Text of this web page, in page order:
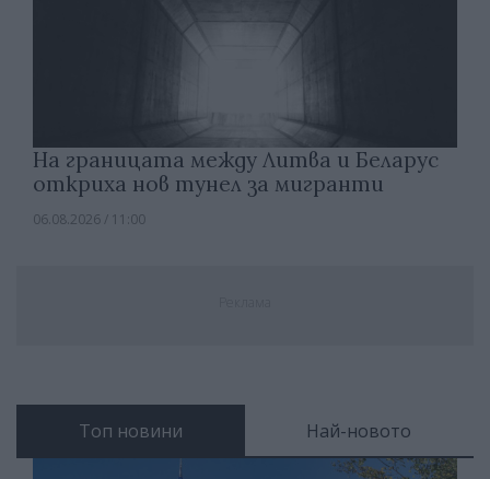
На границата между Литва и Беларус
откриха нов тунел за мигранти
06.08.2026 / 11:00
Топ новини Най-новото